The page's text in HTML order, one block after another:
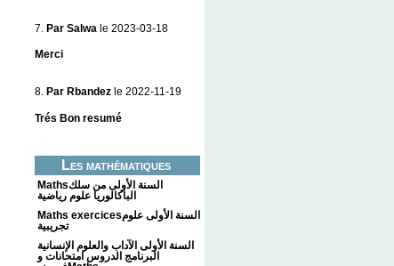
7. Par Salwa le 2023-03-18
Merci
8. Par Rbandez le 2022-11-19
Trés Bon resumé
Les mathématiques
Mathsالسنة الأولى من سلك
الباكالوريا علوم رياضية
Maths exercicesالسنة الأولى علوم
تجريبية
السنة الأولى الآداب والعلوم الإنسانية
البرنامج الدروس امتحانات و